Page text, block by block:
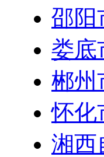
邵阳
娄底
郴州
怀化
湘西